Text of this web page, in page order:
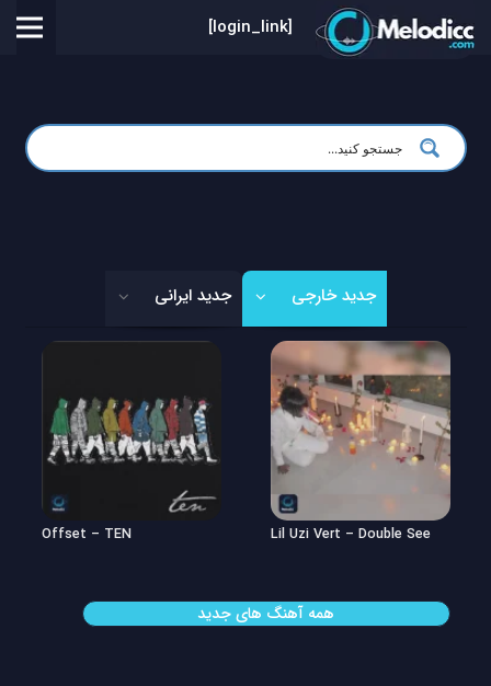
[login_link]
جدید خارجی جدید ایرانی
Lil Uzi Vert – Double See
Offset – TEN
همه آهنگ های جدید